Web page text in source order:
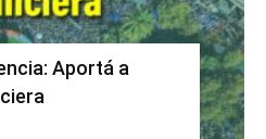
Aportá a